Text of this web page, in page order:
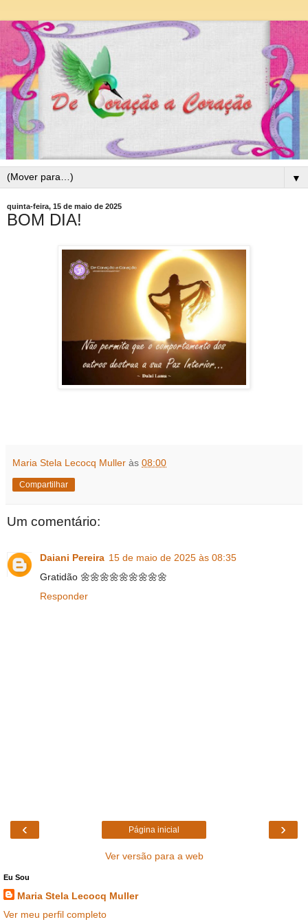
▼
quinta-feira, 15 de maio de 2025
BOM DIA!
Maria Stela Lecocq Muller às 08:00
Compartilhar
Um comentário:
Daiani Pereira 15 de maio de 2025 às 08:35
Gratidão 🌼🌼🌼🌼🌼🌼🌼🌼🌼
Responder
‹ ›
Página inicial
Ver versão para a web
Eu Sou
Maria Stela Lecocq Muller
Ver meu perfil completo